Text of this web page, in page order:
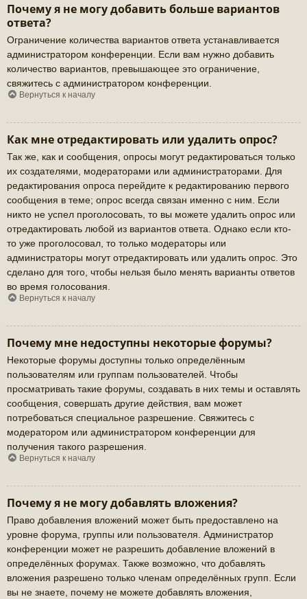
Почему я не могу добавить больше вариантов
ответа?
Ограничение количества вариантов ответа устанавливается
администратором конференции. Если вам нужно добавить
количество вариантов, превышающее это ограничение,
свяжитесь с администратором конференции.
Вернуться к началу
Как мне отредактировать или удалить опрос?
Так же, как и сообщения, опросы могут редактироваться только
их создателями, модераторами или администраторами. Для
редактирования опроса перейдите к редактированию первого
сообщения в теме; опрос всегда связан именно с ним. Если
никто не успел проголосовать, то вы можете удалить опрос или
отредактировать любой из вариантов ответа. Однако если кто-
то уже проголосовал, то только модераторы или
администраторы могут отредактировать или удалить опрос. Это
сделано для того, чтобы нельзя было менять варианты ответов
во время голосования.
Вернуться к началу
Почему мне недоступны некоторые форумы?
Некоторые форумы доступны только определённым
пользователям или группам пользователей. Чтобы
просматривать такие форумы, создавать в них темы и оставлять
сообщения, совершать другие действия, вам может
потребоваться специальное разрешение. Свяжитесь с
модератором или администратором конференции для
получения такого разрешения.
Вернуться к началу
Почему я не могу добавлять вложения?
Право добавления вложений может быть предоставлено на
уровне форума, группы или пользователя. Администратор
конференции может не разрешить добавление вложений в
определённых форумах. Также возможно, что добавлять
вложения разрешено только членам определённых групп. Если
вы не знаете, почему не можете добавлять вложения,